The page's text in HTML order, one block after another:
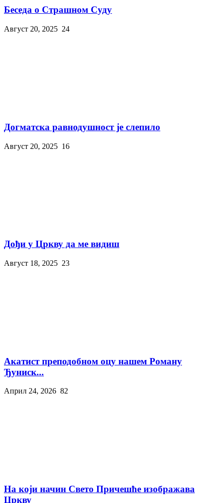
Беседа о Страшном Суду
Август 20, 2025 24
Догматска равнодушност је слепило
Август 20, 2025 16
Дођи у Цркву да ме видиш
Август 18, 2025 23
Акатист преподобном оцу нашем Роману
Ђуниск...
Април 24, 2026 82
На који начин Свето Причешће изображава
Цркву